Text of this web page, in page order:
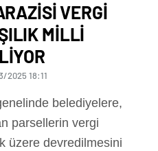
VERGİ
MİLLİ
2025 18:11
belediyelere,
parsellerin vergi
üzere devredilmesini